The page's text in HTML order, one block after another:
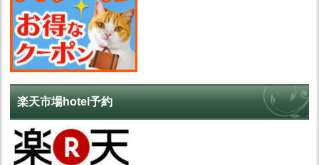
楽天市場hotel予約